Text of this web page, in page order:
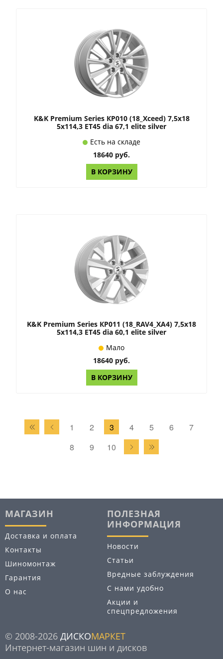
K&K Premium Series КР010 (18_Xceed) 7,5x18
5x114,3 ET45 dia 67,1 elite silver
Есть на складе
18640 руб.
В КОРЗИНУ
K&K Premium Series КР011 (18_RAV4_XA4) 7,5x18
5x114,3 ET45 dia 60,1 elite silver
Мало
18640 руб.
В КОРЗИНУ
1 2 3 4 5 6
7
8
9 10
МАГАЗИН
Доставка и оплата
Контакты
Шиномонтаж
Гарантия
О нас
ПОЛЕЗНАЯ
ИНФОРМАЦИЯ
Новости
Статьи
Вредные заблуждения
С нами удобно
Акции и
спецпредложения
© 2008-2026 ДИСКОМАРКЕТ
Интернет-магазин шин и дисков